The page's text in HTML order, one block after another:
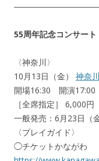
55周年記念コンサー
〈神奈川〉
10月13日（金） 神奈
開場16:30 開演17:00
［全席指定］ 6,000円
一般発売：6月23日（金
〈プレイガイド〉
◯チケットかながわ